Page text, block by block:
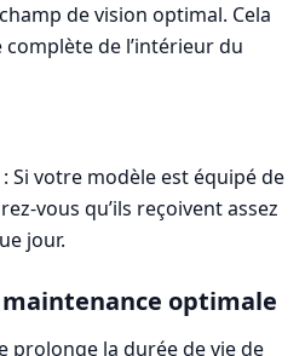
de vision optimal. Cela
de l’intérieur du
: Si votre modèle est équipé de
vous qu’ils reçoivent assez
jour.
optimale
prolonge la durée de vie de